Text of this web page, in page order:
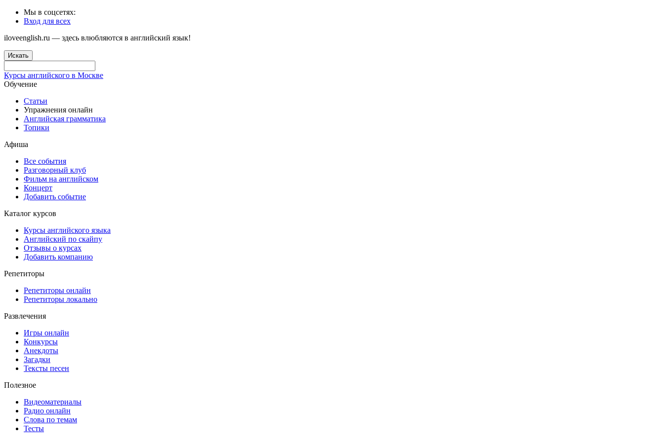
Мы в соцсетях:
Вход для всех
iloveenglish.ru — здесь влюбляются в английский язык!
Искать
Курсы английского в Москве
Обучение
Статьи
Упражнения онлайн
Английская грамматика
Топики
Афиша
Все события
Разговорный клуб
Фильм на английском
Концерт
Добавить событие
Каталог курсов
Курсы английского языка
Английский по скайпу
Отзывы о курсах
Добавить компанию
Репетиторы
Репетиторы онлайн
Репетиторы локально
Развлечения
Игры онлайн
Конкурсы
Анекдоты
Загадки
Тексты песен
Полезное
Видеоматериалы
Радио онлайн
Слова по темам
Тесты